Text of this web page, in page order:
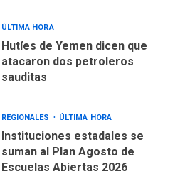
ÚLTIMA HORA
Hutíes de Yemen dicen que
atacaron dos petroleros
sauditas
REGIONALES ÚLTIMA HORA
Instituciones estadales se
suman al Plan Agosto de
Escuelas Abiertas 2026